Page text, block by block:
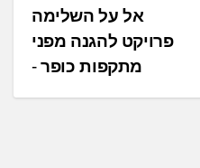
אל על השלימה
פרויקט להגנה מפני
מתקפות כופר